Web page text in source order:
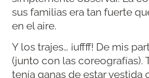
sus familias era tan fuerte
en el aire.
Y los trajes… ¡uffff! De mis
(junto con las coreografías).
tenía ganas de estar vestida